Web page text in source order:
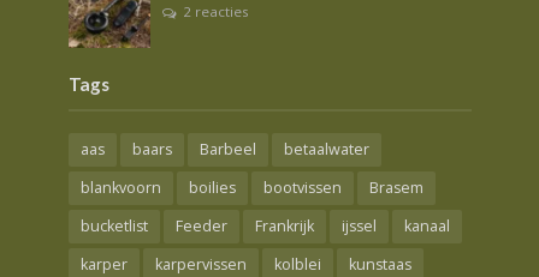
2 reacties
Tags
aas baars Barbeel
betaalwater
blankvoorn
boilies bootvissen
Brasem
bucketlist
Feeder Frankrijk ijssel
kanaal
karper
karpervissen kolblei
kunstaas